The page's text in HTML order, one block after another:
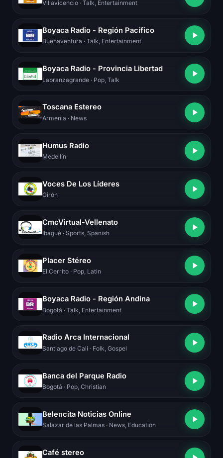
Villavicencio · Talk, Entertainment
Boyaca Radio - Región Pacífico
Buenaventura · Talk, Entertainment
Boyaca Radio - Provincia Libertad
Labranzagrande · Pop, Talk
Toscana Estereo
Armenia · News
Humus Radio
Medellín
Voces De Los Líderes
Girón
CmcVirtual-Vellenato
Ibagué · Sports, Spanish
Placer Stéreo
El Cerrito · Pop, Latin
Boyaca Radio - Región Andina
Bogotá · Talk, Entertainment
Radio Arca Internacional
Santiago de Cali · Folk, Gospel
Banca del Parque Radio
Bogotá · Pop, Christian
Belencita Noticias Online
Salazar de las Palmas · News, Education
Café stereo